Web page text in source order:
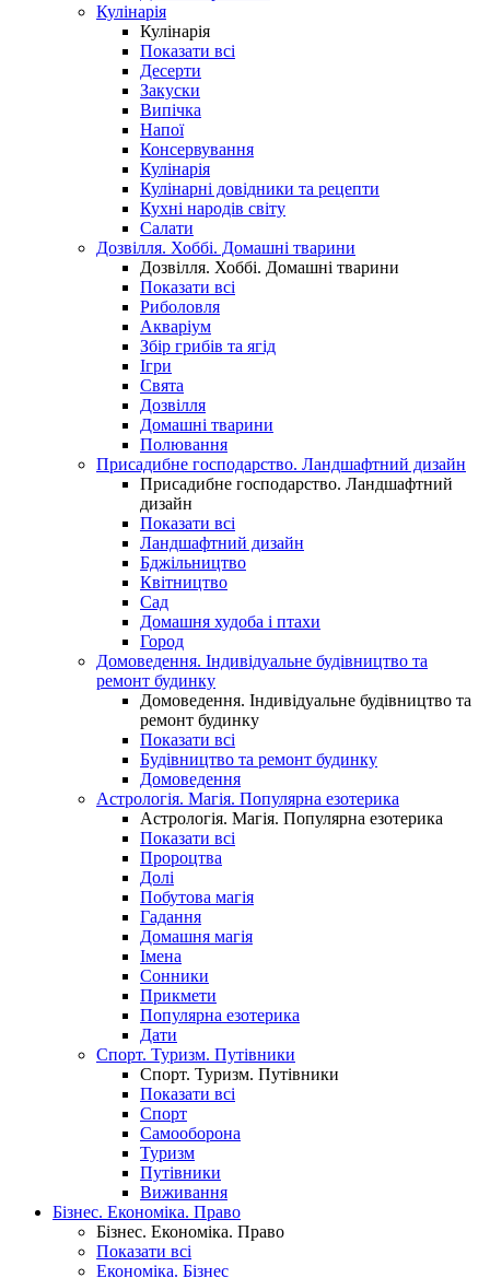
Кулінарія
Кулінарія
Показати всі
Десерти
Закуски
Випічка
Напої
Консервування
Кулінарія
Кулінарні довідники та рецепти
Кухні народів світу
Салати
Дозвілля. Хоббі. Домашні тварини
Дозвілля. Хоббі. Домашні тварини
Показати всі
Риболовля
Акваріум
Збір грибів та ягід
Ігри
Свята
Дозвілля
Домашні тварини
Полювання
Присадибне господарство. Ландшафтний дизайн
Присадибне господарство. Ландшафтний
дизайн
Показати всі
Ландшафтний дизайн
Бджільництво
Квітництво
Сад
Домашня худоба і птахи
Город
Домоведення. Індивідуальне будівництво та
ремонт будинку
Домоведення. Індивідуальне будівництво та
ремонт будинку
Показати всі
Будівництво та ремонт будинку
Домоведення
Астрологія. Магія. Популярна езотерика
Астрологія. Магія. Популярна езотерика
Показати всі
Пророцтва
Долі
Побутова магія
Гадання
Домашня магія
Імена
Сонники
Прикмети
Популярна езотерика
Дати
Спорт. Туризм. Путівники
Спорт. Туризм. Путівники
Показати всі
Спорт
Самооборона
Туризм
Путівники
Виживання
Бізнес. Економіка. Право
Бізнес. Економіка. Право
Показати всі
Економіка. Бізнес